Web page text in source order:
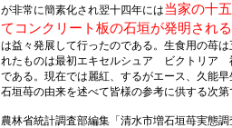
が非常に簡素化され翌十四年には当家の十
てコンクリート板の石垣が発明される
は益々発展して行ったのである。生食用の苺
れたものは最初エキセルシュア ビクトリア
である。現在では麗紅、するがエース、久能
石垣苺の由来を述べて皆様の参考に供する次第
農林省統計調査部編集「清水市増石垣苺実態